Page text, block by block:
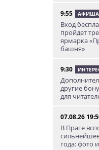
9:55 АФИША
Вход
пройдет
ярмарка
башня»
9:30
другие
для
07.08.26
В Праге
года: фото